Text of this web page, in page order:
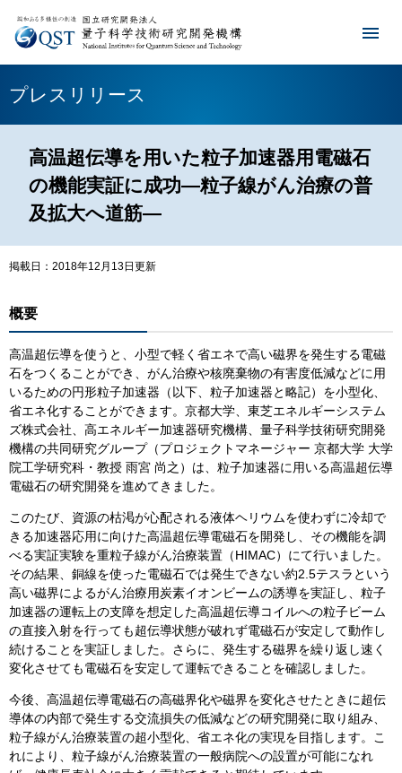
プレスリリース
高温超伝導を用いた粒子加速器用電磁石
の機能実証に成功―粒子線がん治療の普
及拡大へ道筋―
掲載日：2018年12月13日更新
概要
高温超伝導を使うと、小型で軽く省エネで高い磁界を発生する電磁
石をつくることができ、がん治療や核廃棄物の有害度低減などに用
いるための円形粒子加速器（以下、粒子加速器と略記）を小型化、
省エネ化することができます。京都大学、東芝エネルギーシステム
ズ株式会社、高エネルギー加速器研究機構、量子科学技術研究開発
機構の共同研究グループ（プロジェクトマネージャー 京都大学 大学
院工学研究科・教授 雨宮 尚之）は、粒子加速器に用いる高温超伝導
電磁石の研究開発を進めてきました。
このたび、資源の枯渇が心配される液体ヘリウムを使わずに冷却で
きる加速器応用に向けた高温超伝導電磁石を開発し、その機能を調
べる実証実験を重粒子線がん治療装置（HIMAC）にて行いました。
その結果、銅線を使った電磁石では発生できない約2.5テスラという
高い磁界によるがん治療用炭素イオンビームの誘導を実証し、粒子
加速器の運転上の支障を想定した高温超伝導コイルへの粒子ビーム
の直接入射を行っても超伝導状態が破れず電磁石が安定して動作し
続けることを実証しました。さらに、発生する磁界を繰り返し速く
変化させても電磁石を安定して運転できることを確認しました。
今後、高温超伝導電磁石の高磁界化や磁界を変化させたときに超伝
導体の内部で発生する交流損失の低減などの研究開発に取り組み、
粒子線がん治療装置の超小型化、省エネ化の実現を目指します。こ
れにより、粒子線がん治療装置の一般病院への設置が可能になれ